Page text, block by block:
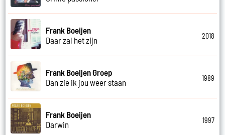
Frank Boeijen
Daar zal het zijn
2018
Frank Boeijen Groep
Dan zie ik jou weer staan
1989
Frank Boeijen
Darwin
1997